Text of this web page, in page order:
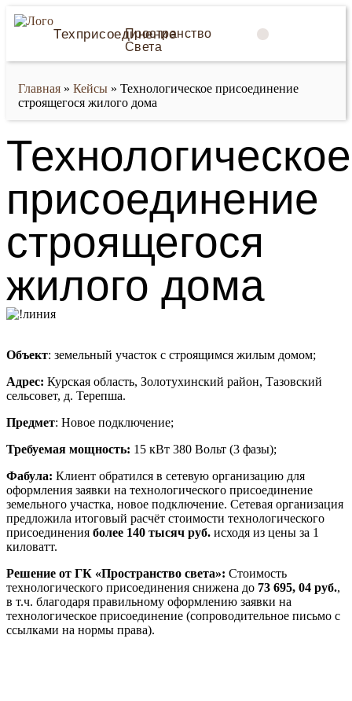
Техприсоединение
Пространство
Света
Главная » Кейсы » Технологическое присоединение
строящегося жилого дома
Технологическое
присоединение
строящегося
жилого дома
Объект: земельный участок с строящимся жилым домом;
Адрес: Курская область, Золотухинский район, Тазовский
сельсовет, д. Терепша.
Предмет: Новое подключение;
Требуемая мощность: 15 кВт 380 Вольт (3 фазы);
Фабула: Клиент обратился в сетевую организацию для
оформления заявки на технологического присоединение
земельного участка, новое подключение. Сетевая организация
предложила итоговый расчёт стоимости технологического
присоединения более 140 тысяч руб. исходя из цены за 1
киловатт.
Решение от ГК «Пространство света»: Стоимость
технологического присоединения снижена до 73 695, 04 руб.,
в т.ч. благодаря правильному оформлению заявки на
технологическое присоединение (сопроводительное письмо с
ссылками на нормы права).